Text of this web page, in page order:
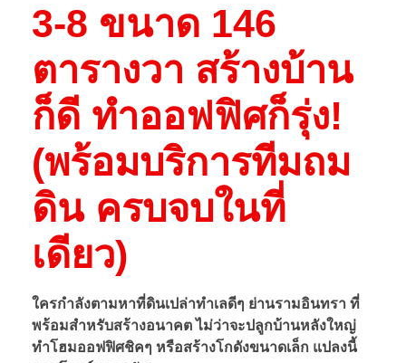
3-8 ขนาด 146
ตารางวา สร้างบ้าน
ก็ดี ทำออฟฟิศก็รุ่ง!
(พร้อมบริการทีมถม
ดิน ครบจบในที่
เดียว)
ใครกำลังตามหาที่ดินเปล่าทำเลดีๆ ย่านรามอินทรา ที่
พร้อมสำหรับสร้างอนาคต ไม่ว่าจะปลูกบ้านหลังใหญ่
ทำโฮมออฟฟิศชิคๆ หรือสร้างโกดังขนาดเล็ก แปลงนี้